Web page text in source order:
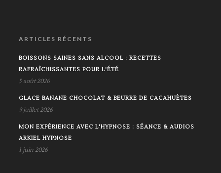
ARTICLES RÉCENTS
BOISSONS SAINES SANS ALCOOL : RECETTES
RAFRAÎCHISSANTES POUR L'ÉTÉ
5 août 2026
GLACE BANANE CHOCOLAT & BEURRE DE CACAHUÈTES
9 juillet 2026
MON EXPÉRIENCE AVEC L'HYPNOSE : SÉANCE & AUDIOS
ARKIEL HYPNOSE
1 juin 2026